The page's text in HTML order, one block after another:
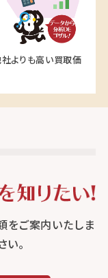
よりも高い買取価
をご案内いたしま
。